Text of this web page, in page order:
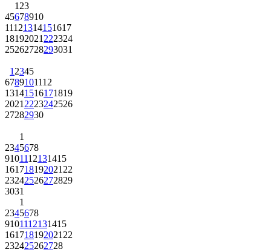
123
45678910
11121314151617
18192021222324
25262728293031
12345
6789101112
13141516171819
20212223242526
27282930
1
2345678
9101112131415
16171819202122
23242526272829
3031
1
2345678
9101112131415
16171819202122
232425262728